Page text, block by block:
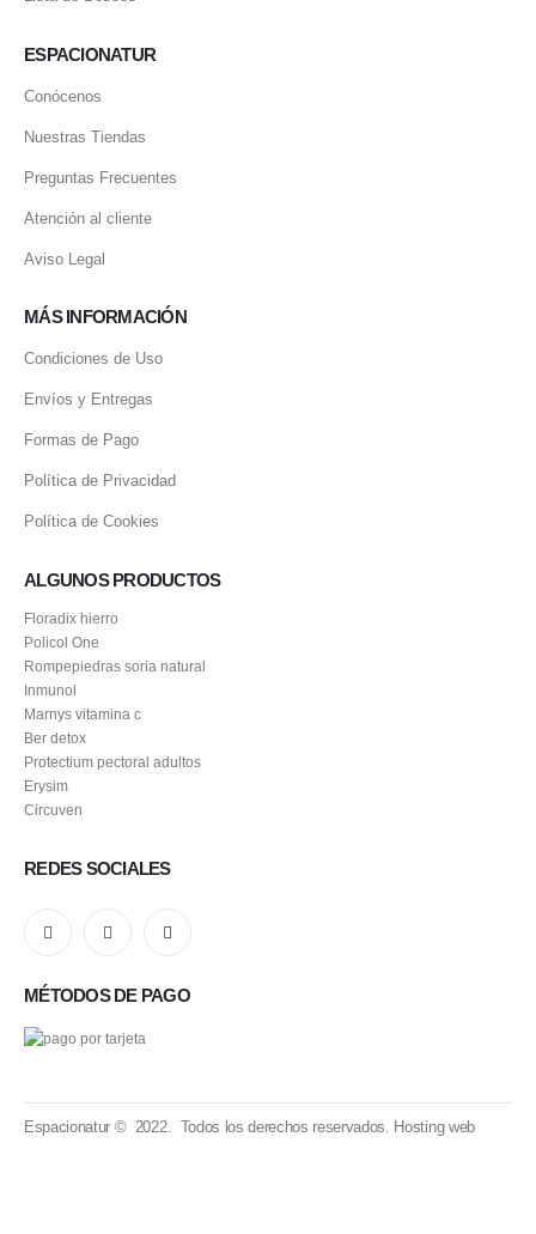
ESPACIONATUR
Conócenos
Nuestras Tiendas
Preguntas Frecuentes
Atención al cliente
Aviso Legal
MÁS INFORMACIÓN
Condiciones de Uso
Envíos y Entregas
Formas de Pago
Política de Privacidad
Política de Cookies
ALGUNOS PRODUCTOS
Floradix hierro
Policol One
Rompepiedras soria natural
Inmunol
Marnys vitamina c
Ber detox
Protectium pectoral adultos
Erysim
Circuven
REDES SOCIALES
MÉTODOS DE PAGO
Espacionatur © 2022. Todos los derechos reservados. Hosting web